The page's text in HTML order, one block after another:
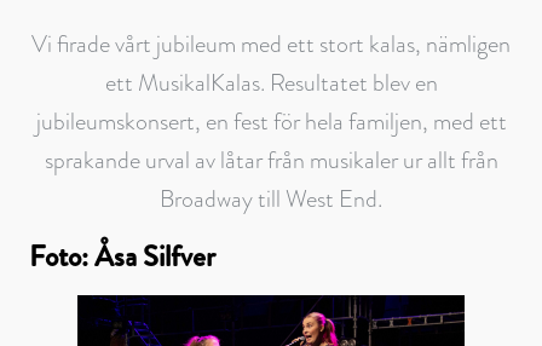
Vi firade vårt jubileum med ett stort kalas, nämligen
ett MusikalKalas. Resultatet blev en
jubileumskonsert, en fest för hela familjen, med ett
sprakande urval av låtar från musikaler ur allt från
Broadway till West End.
Foto: Åsa Silfver